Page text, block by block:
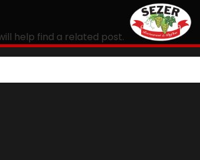
help find a related post.